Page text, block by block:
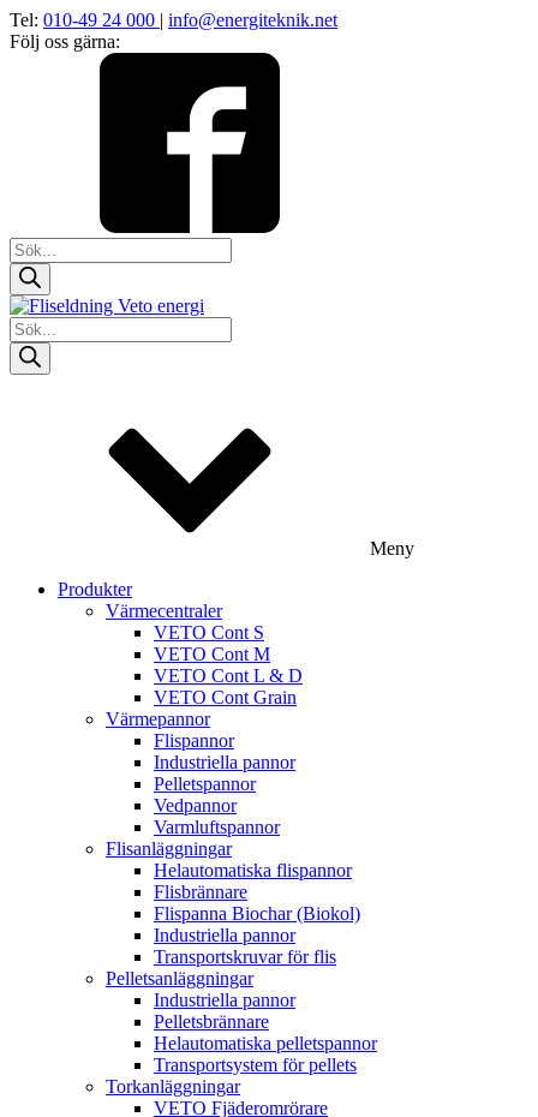
Tel: 010-49 24 000 | info@energiteknik.net
Följ oss gärna:
Products
search
Products
search
Meny
Produkter
Värmecentraler
VETO Cont S
VETO Cont M
VETO Cont L & D
VETO Cont Grain
Värmepannor
Flispannor
Industriella pannor
Pelletspannor
Vedpannor
Varmluftspannor
Flisanläggningar
Helautomatiska flispannor
Flisbrännare
Flispanna Biochar (Biokol)
Industriella pannor
Transportskruvar för flis
Pelletsanläggningar
Industriella pannor
Pelletsbrännare
Helautomatiska pelletspannor
Transportsystem för pellets
Torkanläggningar
VETO Fjäderomrörare